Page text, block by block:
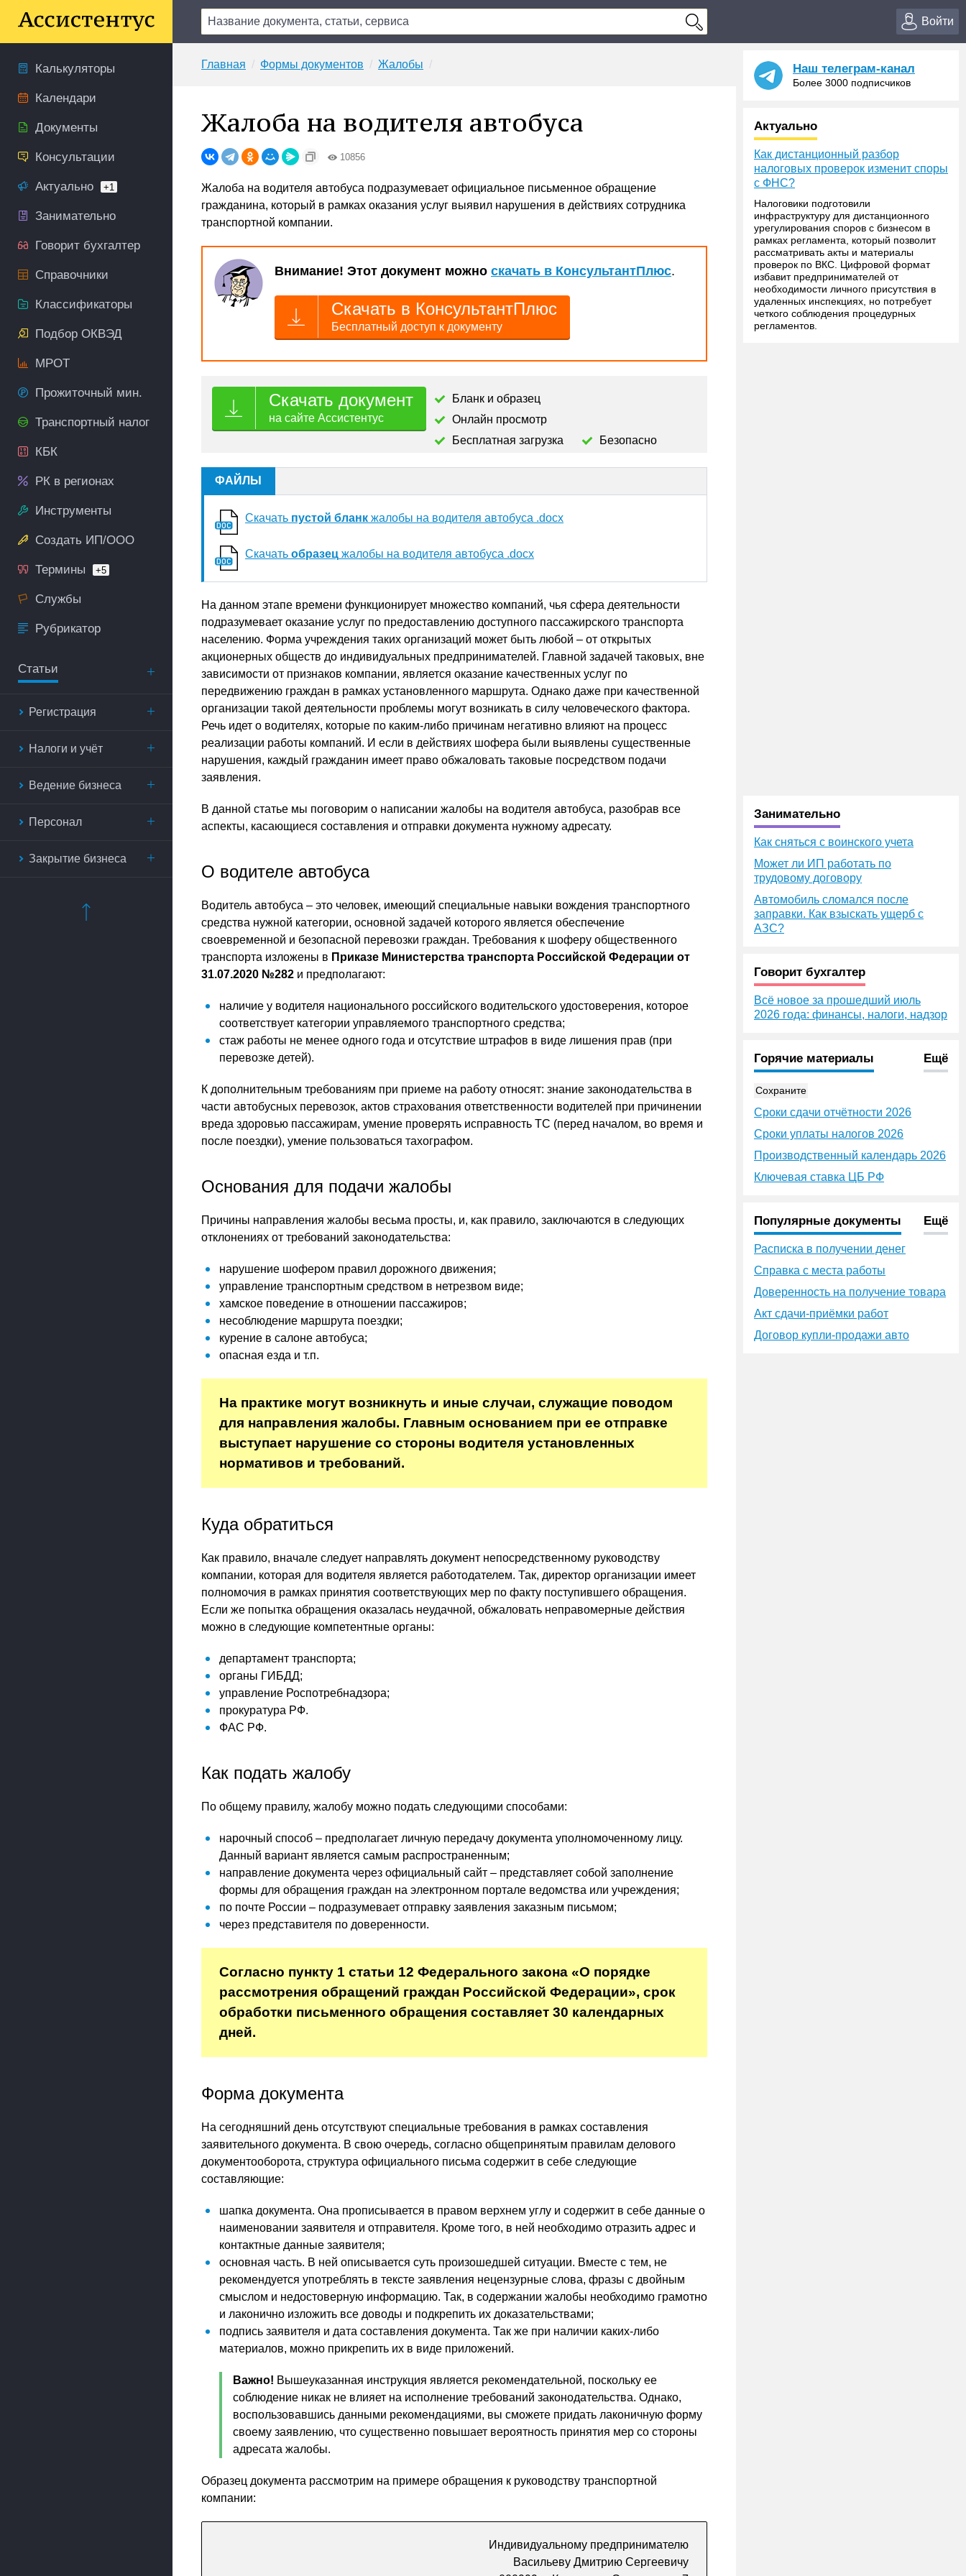
Войти
Калькуляторы
Календари
Документы
Консультации
Актуально +1
Занимательно
Говорит бухгалтер
Справочники
Классификаторы
Подбор ОКВЭД
МРОТ
Прожиточный мин.
Транспортный налог
КБК
РК в регионах
Инструменты
Создать ИП/ООО
Термины +5
Службы
Рубрикатор
Статьи
Регистрация
Налоги и учёт
Ведение бизнеса
Персонал
Закрытие бизнеса
Главная Формы документов Жалобы
Жалоба на водителя автобуса
10856
Жалоба на водителя автобуса подразумевает официальное письменное обращение
гражданина, который в рамках оказания услуг выявил нарушения в действиях сотрудника
транспортной компании.
Внимание! Этот документ можно скачать в КонсультантПлюс.
Скачать в КонсультантПлюс
Бесплатный доступ к документу
Скачать документ
на сайте Ассистентус
Бланк и образец
Онлайн просмотр
Бесплатная загрузка
Безопасно
ФАЙЛЫ
Скачать пустой бланк жалобы на водителя автобуса .docx
Скачать образец жалобы на водителя автобуса .docx
На данном этапе времени функционирует множество компаний, чья сфера деятельности
подразумевает оказание услуг по предоставлению доступного пассажирского транспорта
населению. Форма учреждения таких организаций может быть любой – от открытых
акционерных обществ до индивидуальных предпринимателей. Главной задачей таковых, вне
зависимости от признаков компании, является оказание качественных услуг по
передвижению граждан в рамках установленного маршрута. Однако даже при качественной
организации такой деятельности проблемы могут возникать в силу человеческого фактора.
Речь идет о водителях, которые по каким-либо причинам негативно влияют на процесс
реализации работы компаний. И если в действиях шофера были выявлены существенные
нарушения, каждый гражданин имеет право обжаловать таковые посредством подачи
заявления.
В данной статье мы поговорим о написании жалобы на водителя автобуса, разобрав все
аспекты, касающиеся составления и отправки документа нужному адресату.
О водителе автобуса
Водитель автобуса – это человек, имеющий специальные навыки вождения транспортного
средства нужной категории, основной задачей которого является обеспечение
своевременной и безопасной перевозки граждан. Требования к шоферу общественного
транспорта изложены в Приказе Министерства транспорта Российской Федерации от
31.07.2020 №282 и предполагают:
наличие у водителя национального российского водительского удостоверения, которое
соответствует категории управляемого транспортного средства;
стаж работы не менее одного года и отсутствие штрафов в виде лишения прав (при
перевозке детей).
К дополнительным требованиям при приеме на работу относят: знание законодательства в
части автобусных перевозок, актов страхования ответственности водителей при причинении
вреда здоровью пассажирам, умение проверять исправность ТС (перед началом, во время и
после поездки), умение пользоваться тахографом.
Основания для подачи жалобы
Причины направления жалобы весьма просты, и, как правило, заключаются в следующих
отклонениях от требований законодательства:
нарушение шофером правил дорожного движения;
управление транспортным средством в нетрезвом виде;
хамское поведение в отношении пассажиров;
несоблюдение маршрута поездки;
курение в салоне автобуса;
опасная езда и т.п.
На практике могут возникнуть и иные случаи, служащие поводом
для направления жалобы. Главным основанием при ее отправке
выступает нарушение со стороны водителя установленных
нормативов и требований.
Куда обратиться
Как правило, вначале следует направлять документ непосредственному руководству
компании, которая для водителя является работодателем. Так, директор организации имеет
полномочия в рамках принятия соответствующих мер по факту поступившего обращения.
Если же попытка обращения оказалась неудачной, обжаловать неправомерные действия
можно в следующие компетентные органы:
департамент транспорта;
органы ГИБДД;
управление Роспотребнадзора;
прокуратура РФ.
ФАС РФ.
Как подать жалобу
По общему правилу, жалобу можно подать следующими способами:
нарочный способ – предполагает личную передачу документа уполномоченному лицу.
Данный вариант является самым распространенным;
направление документа через официальный сайт – представляет собой заполнение
формы для обращения граждан на электронном портале ведомства или учреждения;
по почте России – подразумевает отправку заявления заказным письмом;
через представителя по доверенности.
Согласно пункту 1 статьи 12 Федерального закона «О порядке
рассмотрения обращений граждан Российской Федерации», срок
обработки письменного обращения составляет 30 календарных
дней.
Форма документа
На сегодняшний день отсутствуют специальные требования в рамках составления
заявительного документа. В свою очередь, согласно общепринятым правилам делового
документооборота, структура официального письма содержит в себе следующие
составляющие:
шапка документа. Она прописывается в правом верхнем углу и содержит в себе данные о
наименовании заявителя и отправителя. Кроме того, в ней необходимо отразить адрес и
контактные данные заявителя;
основная часть. В ней описывается суть произошедшей ситуации. Вместе с тем, не
рекомендуется употреблять в тексте заявления нецензурные слова, фразы с двойным
смыслом и недостоверную информацию. Так, в содержании жалобы необходимо грамотно
и лаконично изложить все доводы и подкрепить их доказательствами;
подпись заявителя и дата составления документа. Так же при наличии каких-либо
материалов, можно прикрепить их в виде приложений.
Важно! Вышеуказанная инструкция является рекомендательной, поскольку ее
соблюдение никак не влияет на исполнение требований законодательства. Однако,
воспользовавшись данными рекомендациями, вы сможете придать лаконичную форму
своему заявлению, что существенно повышает вероятность принятия мер со стороны
адресата жалобы.
Образец документа рассмотрим на примере обращения к руководству транспортной
компании:
Индивидуальному предпринимателю
Васильеву Дмитрию Сергеевичу
Наш телеграм-канал
Более 3000 подписчиков
Актуально
Как дистанционный разбор
налоговых проверок изменит споры
с ФНС?
Налоговики подготовили
инфраструктуру для дистанционного
урегулирования споров с бизнесом в
рамках регламента, который позволит
рассматривать акты и материалы
проверок по ВКС. Цифровой формат
избавит предпринимателей от
необходимости личного присутствия в
удаленных инспекциях, но потребует
четкого соблюдения процедурных
регламентов.
Занимательно
Как сняться с воинского учета
Может ли ИП работать по
трудовому договору
Автомобиль сломался после
заправки. Как взыскать ущерб с
АЗС?
Говорит бухгалтер
Всё новое за прошедший июль
2026 года: финансы, налоги, надзор
Горячие материалы Ещё
Сохраните
Сроки сдачи отчётности 2026
Сроки уплаты налогов 2026
Производственный календарь 2026
Ключевая ставка ЦБ РФ
Популярные документы Ещё
Расписка в получении денег
Справка с места работы
Доверенность на получение товара
Акт сдачи-приёмки работ
Договор купли-продажи авто